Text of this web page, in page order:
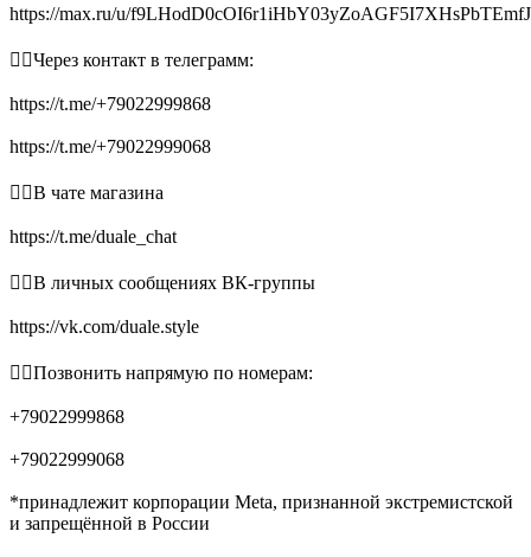
https://max.ru/u/
👉🏻Через контакт в телеграмм:
https://t.me/+79022999868
https://t.me/+79022999068
👉🏻В чате магазина
https://t.me/duale_chat
👉🏻В личных сообщениях ВК-группы
https://vk.com/duale.style
👉🏻Позвонить напрямую по номерам:
+79022999868
+79022999068
*принадлежит корпорации Meta, признанной экстремистской
и запрещённой в России